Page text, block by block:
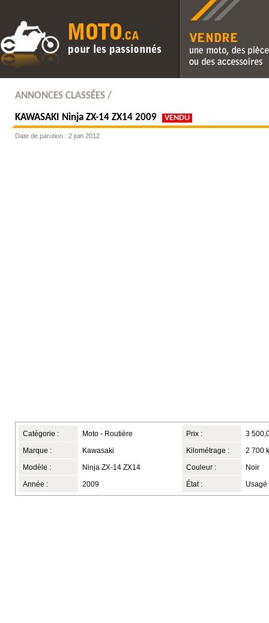
Vendre une moto, des
des accessoires
ANNONCES CLASSÉES /
KAWASAKI Ninja ZX-14 ZX14 2009 VENDU
Date de parution : 2 juin 2012
Catégorie : Moto - Routière
Marque : Kawasaki
Modèle : Ninja ZX-14 ZX14
Année : 2009
Prix : 3
Kilométrage : 2 700
Couleur : Noir
État : Usagé